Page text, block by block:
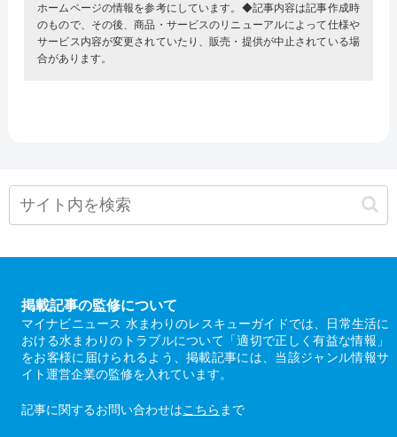
ホームページの情報を参考にしています。◆記事内容は記事作成時
のもので、その後、商品・サービスのリニューアルによって仕様や
サービス内容が変更されていたり、販売・提供が中止されている場
合があります。
掲載記事の監修について
マイナビニュース 水まわりのレスキューガイドでは、日常生活に
おける水まわりのトラブルについて「適切で正しく有益な情報」
をお客様に届けられるよう、掲載記事には、当該ジャンル情報サ
イト運営企業の監修を入れています。
記事に関するお問い合わせはこちら まで